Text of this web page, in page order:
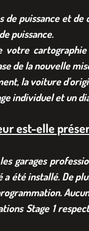
de puissance et
puissance.
de la nouvelle
la voiture
individuel et un
est-elle
garages
été installé. De
Stage 1